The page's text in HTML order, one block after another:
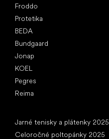
Froddo
Protetika
BEDA
Bundgaard
Jonap
KOEL
Pegres
Reima
Jarné tenisky a plátenky 2025
Celoročné poltopánky 2025